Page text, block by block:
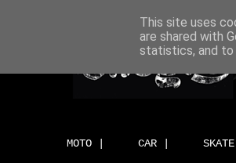
MOTO | CAR |
This site uses
are shared with
statistics, and to